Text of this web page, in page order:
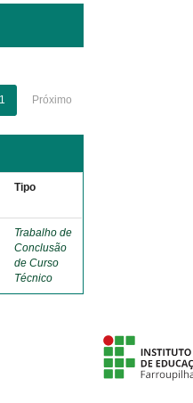
1 Próximo
Tipo
Trabalho de
Conclusão
de Curso
Técnico